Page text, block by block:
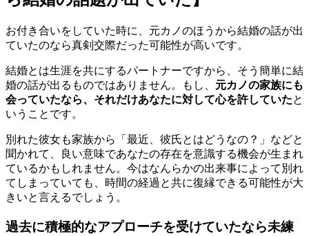
お付き合いをしていた時に、元カノのほうから結婚の話が出
ていたのなら真剣交際だった可能性が高いです。
結婚とは生涯を共にするパートナーですから、そう簡単に結
婚の話が出るものではありません。もし、 元カノの家族にも
会っていたなら、それだけあなたに対して心を許していたと
いうことです。
別れた彼女も家族から「最近、彼氏とはどうなの？」などと
聞かれて、良い意味であなたの存在を意識する機会が生まれ
ているかもしれません。今はなんらかの出来事によって別れ
てしまっていても、時間の経過と共に復縁できる可能性が大
きいと言えるでしょう。
過去に積極的なアプローチを受けていたなら未練